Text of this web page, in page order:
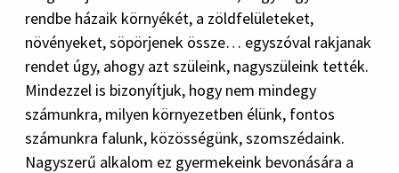
rendbe házaik környékét, a zöldfelületeket,
növényeket, söpörjenek össze… egyszóval rakjanak
rendet úgy, ahogy azt szüleink, nagyszüleink tették.
Mindezzel is bizonyítjuk, hogy nem mindegy
számunkra, milyen környezetben élünk, fontos
számunkra falunk, közösségünk, szomszédaink.
Nagyszerű alkalom ez gyermekeink bevonására a